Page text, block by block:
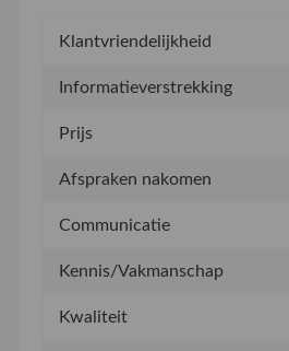
Klantvriendelijkheid
Informatieverstrekking
Prijs
Afspraken nakomen
Communicatie
Kennis/Vakmanschap
Kwaliteit